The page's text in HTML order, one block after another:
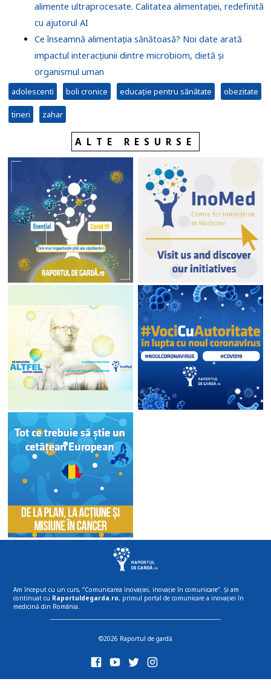
alimente ultraprocesate. Calitatea alimentației, redefinită
cu ajutorul AI
Ce înseamnă alimentația sănătoasă? Noi date arată
impactul interacțiunii dintre microbiom, dietă și
organismul uman
adolescenti boli cronice educație pentru sănătate obezitate
tineri zahar
ALTE RESURSE
Am început cu un curs, “Comunicarea inovației, inovație în comunicare”. Și am
continuat cu Raportuldegarda.ro, primul portal de comunicare a inovației în
medicină din România.
©2026 Raportul de gardă